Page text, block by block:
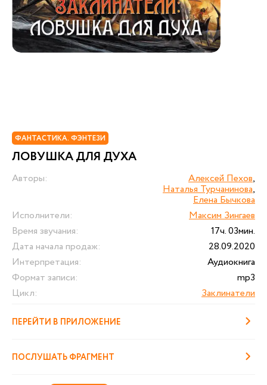
ФАНТАСТИКА. ФЭНТЕЗИ
ЛОВУШКА ДЛЯ ДУХА
Авторы: Алексей Пехов,
Наталья Турчанинова,
Елена Бычкова
Исполнители:
Максим Зингаев
Время звучания:
17ч. 03мин.
Дата начала продаж:
28.09.2020
Интерпретация:
Аудиокнига
Формат записи:
mp3
Цикл:
Заклинатели
ПЕРЕЙТИ В ПРИЛОЖЕНИЕ
ПОСЛУШАТЬ ФРАГМЕНТ